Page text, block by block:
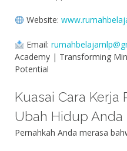
Website:
Email:
Academy | Transforming
Potential
Kuasai Cara Kerja
Ubah Hidup Anda
Pernahkah Anda merasa